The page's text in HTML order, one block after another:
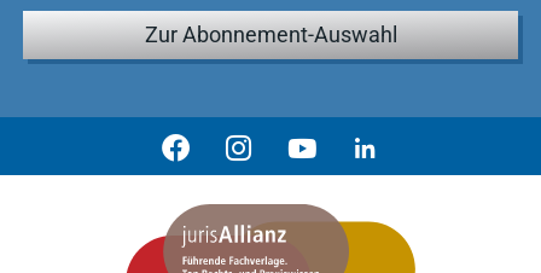
Zur Abonnement-Auswahl